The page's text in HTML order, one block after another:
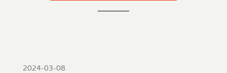
2024-03-08